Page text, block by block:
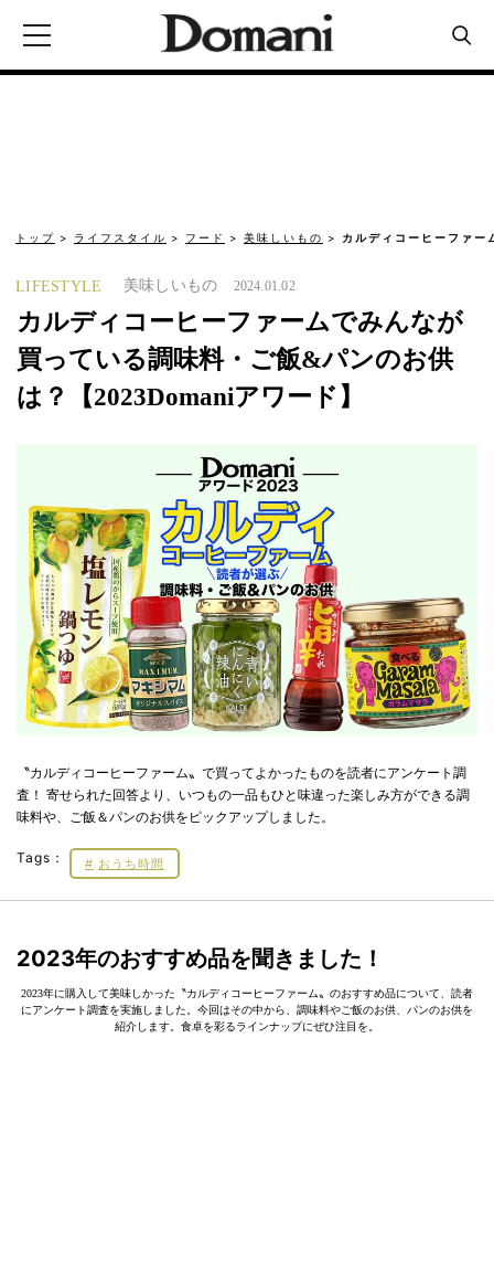
トップ ライフスタイル フード 美味しいもの カルディコーヒーファ
LIFESTYLE 美味しいもの 2024.01.02
カルディコーヒーファームでみんなが
買っている調味料・ご飯&パンのお供
は？【2023Domaniアワード】
〝カルディコーヒーファーム〟で買ってよかったものを読者にアンケート調
査！ 寄せられた回答より、いつもの一品もひと味違った楽しみ方ができる調
味料や、ご飯＆パンのお供をピックアップしました。
Tags： おうち時間
2023年のおすすめ品を聞きました！
2023年に購入して美味しかった〝カルディコーヒーファーム〟のおすすめ品について、読者
にアンケート調査を実施しました。今回はその中から、調味料やご飯のお供、パンのお供を
紹介します。食卓を彩るラインナップにぜひ注目を。